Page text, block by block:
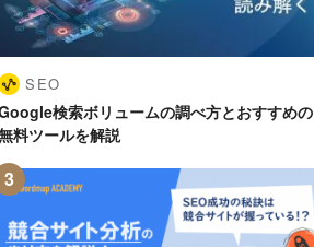
SEO
検索ボリュームの調べ方とおすすめの
料ツールを解説